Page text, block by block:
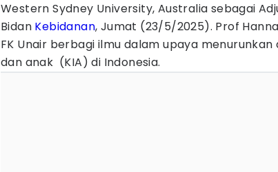
Western Sydney University, Australia sebagai
Bidan Kebidanan, Jumat (23/5/2025). Prof
FK Unair berbagi ilmu dalam upaya
dan anak (KIA) di Indonesia.